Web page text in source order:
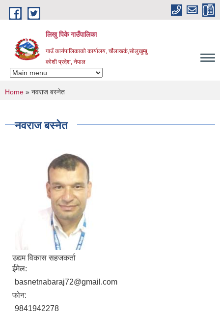
Skip to main content
लिखु पिके गाउँपालिका
गाउँ कार्यपालिकाको कार्यालय, चौंलाखर्क,सोलुखुम्बु
कोशी प्रदेश, नेपाल
You are here
Home » नवराज बस्नेत
नवराज बस्नेत
उद्यम विकास सहजकर्ता
ईमेल:
basnetnabaraj72@gmail.com
फोन:
9841942278